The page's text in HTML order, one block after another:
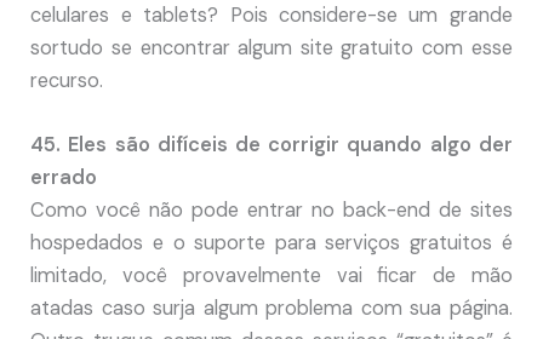
celulares e tablets? Pois considere-se um grande
sortudo se encontrar algum site gratuito com esse
recurso.
45. Eles são difíceis de corrigir quando algo der
errado
Como você não pode entrar no back-end de sites
hospedados e o suporte para serviços gratuitos é
limitado, você provavelmente vai ficar de mão
atadas caso surja algum problema com sua página.